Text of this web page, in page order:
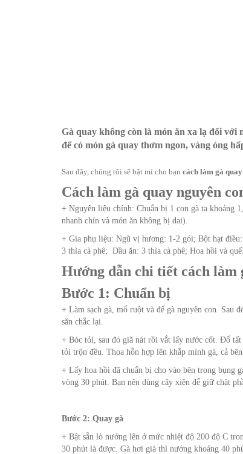
Gà quay không còn là món ăn xa lạ đối
để có món gà quay thơm ngon, vàng óng
Sau đây, chúng tôi sẽ bật mí cho bạn cách làm gà quay
Cách làm gà quay nguyên
+ Nguyên liệu chính: Chuẩn bị 1 con gà ta khoảng
nhanh chín và món ăn không bị dai).
+ Gia phụ liệu: Ngũ vị hương: 1-2 gói; Bột hạt
3 thìa cà phê; Dầu ăn: 3 thìa cà phê; Hoa hồi và quế.
Hướng dẫn chi tiết cách làm
Bước 1: Chuẩn bị
+ Làm sạch gà, mổ ruột và để gà nguyên con. Sau
săn chắc lại.
+ Bóc tỏi, sau đó giã nát rồi vắt lấy nước cốt. Đổ
tỏi trộn đều. Thoa hỗn hợp lên khắp mình gà, cả
+ Lấy hoa hồi đã chuẩn bị cho vào bên trong bụng
vòng 30 phút. Bạn nên dùng cây xiên để giữ chặt
Bước 2: Quay gà
+ Bật sẵn lò nướng lên ở mức nhiệt độ 200 độ C
30 phút là được. Gà hơi già thì nướng khoảng 40